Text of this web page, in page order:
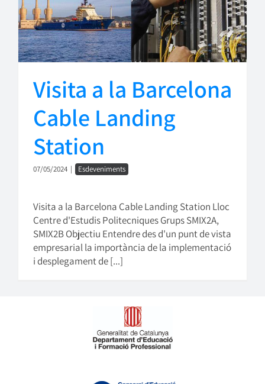
Visita a la Barcelona
Cable Landing
Station
07/05/2024 | Esdeveniments
Visita a la Barcelona Cable Landing Station Lloc
Centre d'Estudis Politecniques Grups SMIX2A,
SMIX2B Objectiu Entendre des d'un punt de vista
empresarial la importància de la implementació
i desplegament de [...]